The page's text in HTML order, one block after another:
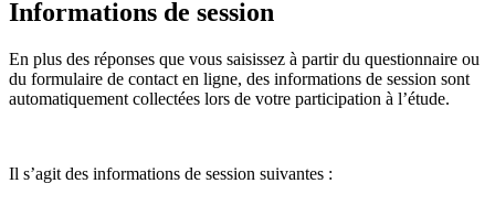
Informations de session
En plus des réponses que vous saisissez à partir du questionnaire ou
du formulaire de contact en ligne, des informations de session sont
automatiquement collectées lors de votre participation à l’étude.
Il s’agit des informations de session suivantes :